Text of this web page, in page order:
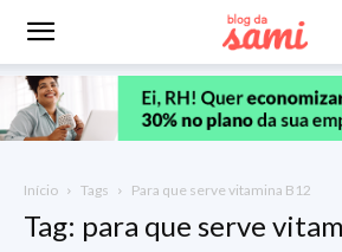
Início Tags Para que serve vitamina B12
Tag: para que serve